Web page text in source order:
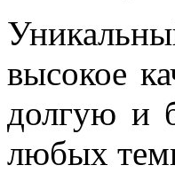
высокое
долгую и
любых